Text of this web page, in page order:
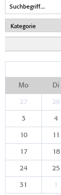
Mo Di
27 28
3 4
10 11
17 18
24 25
31 1